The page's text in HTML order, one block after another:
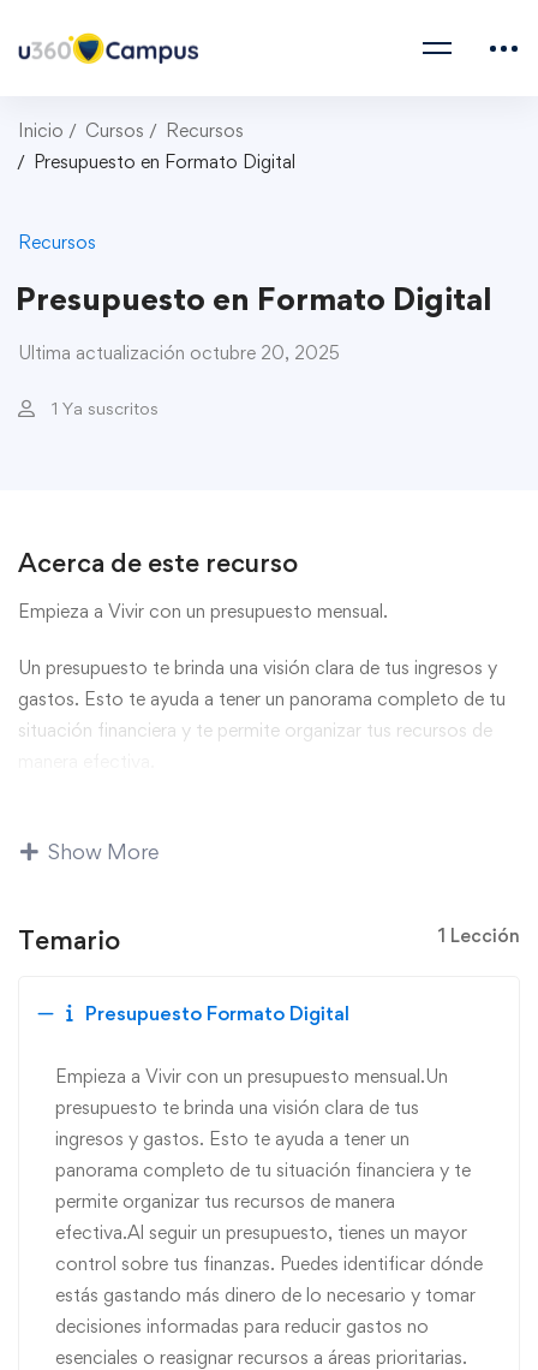
Inicio Cursos
Recursos
Presupuesto en Formato Digital
Recursos
Presupuesto en Formato Digital
Ultima actualización octubre 20, 2025
1 Ya suscritos
Acerca de este recurso
Empieza a Vivir con un presupuesto mensual.
Un presupuesto te brinda una visión clara de tus ingresos y
gastos. Esto te ayuda a tener un panorama completo de tu
situación financiera y te permite organizar tus recursos de
finanzas. Puedes identificar dónde estás gastando más
prioritarias.
La implementación en orden de este recurso ayudará a
todos los miembros de la familia a estar en sintonía con los
No esperes más para tomar el control de tus finanzas.
Finanzas,Infografías,Personales,Presupuesto
Show More
Temario 1 Lección
Presupuesto Formato Digital
Empieza a Vivir con un presupuesto mensual.Un
presupuesto te brinda una visión clara de tus
ingresos y gastos. Esto te ayuda a tener un
panorama completo de tu situación financiera y te
permite organizar tus recursos de manera
efectiva.Al seguir un presupuesto, tienes un mayor
control sobre tus finanzas. Puedes identificar dónde
estás gastando más dinero de lo necesario y tomar
decisiones informadas para reducir gastos no
esenciales o reasignar recursos a áreas prioritarias.